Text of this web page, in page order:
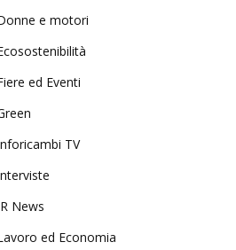
e motori
ed Eventi
TV
News
ed Economia